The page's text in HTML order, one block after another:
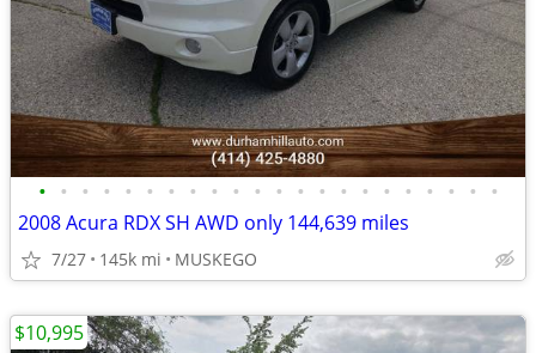
• • • • • • • • • • • • • • • • • • • • • •
2008 Acura RDX SH AWD only 144,639 miles
7/27 145k mi MUSKEGO
$10,995